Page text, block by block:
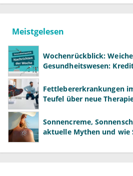
Meistgelesen
Wochenrückblick:
Gesundheitswesen:
Fettlebererkrankungen
Teufel über neue
Sonnencreme,
aktuelle Mythen und wie